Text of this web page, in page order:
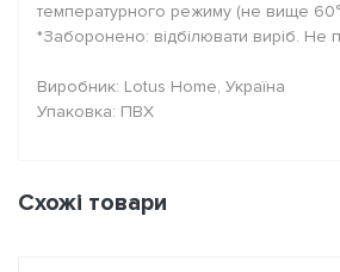
температурного режиму (не вище
*Заборонено: відбілювати виріб. Не
Виробник: Lotus Home, Україна
Упаковка: ПВХ
Схожі товари